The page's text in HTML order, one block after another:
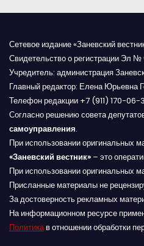
и
г
а
ц
и
я
п
о
з
Сетевое издание «Заневский
Свидетельство о регистрации Эл
Учредитель: администрация
Главный редактор: Елена Юрьевна
Телефон редакции +7 (911) 170-
Согласно решению совета
самоуправления.
При использовании оригинальных
«Заневский вестник» – это
При использовании оригинальных
Присланные материалы не
За достоверность рекламных
На информационном ресурсе
Политикав отношении обработки